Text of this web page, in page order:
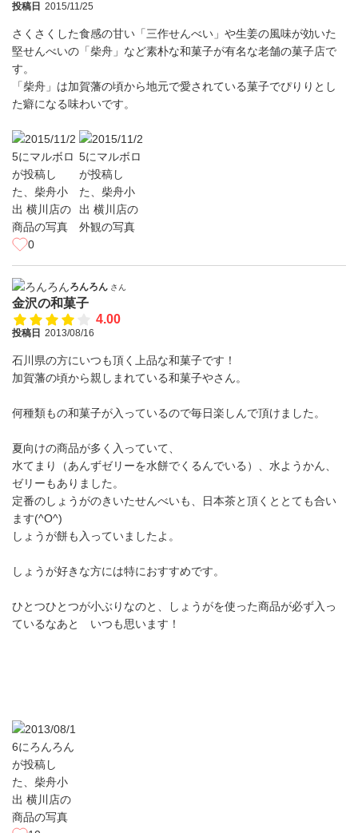
投稿日 2015/11/25
さくさくした食感の甘い「三作せんべい」や生姜の風味が効いた
堅せんべいの「柴舟」など素朴な和菓子が有名な老舗の菓子店で
す。
「柴舟」は加賀藩の頃から地元で愛されている菓子でぴりりとし
た癖になる味わいです。
0
ろんろん さん
金沢の和菓子
4.00
投稿日 2013/08/16
石川県の方にいつも頂く上品な和菓子です！
加賀藩の頃から親しまれている和菓子やさん。
何種類もの和菓子が入っているので毎日楽しんで頂けました。
夏向けの商品が多く入っていて、
水てまり（あんずゼリーを水餅でくるんでいる）、水ようかん、
ゼリーもありました。
定番のしょうがのきいたせんべいも、日本茶と頂くととても合い
ます(^O^)
しょうが餅も入っていましたよ。
しょうが好きな方には特におすすめです。
ひとつひとつが小ぶりなのと、しょうがを使った商品が必ず入っ
ているなあと いつも思います！